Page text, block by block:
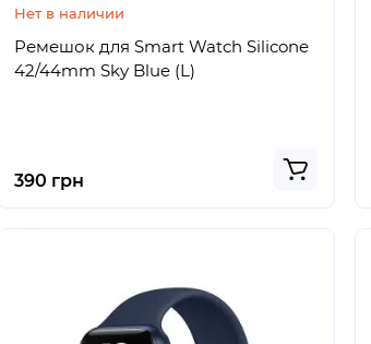
Нет в наличии
Ремешок для Smart Watch Silicone
42/44mm Sky Blue (L)
390 грн